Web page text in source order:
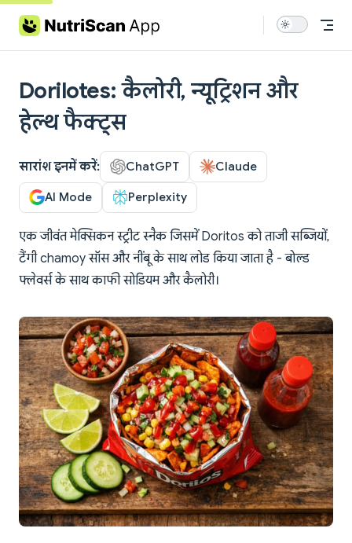
Skip to content
Dorilotes: कैलोरी, न्यूट्रिशन और
हेल्थ फैक्ट्स
सारांश इनमें करें: ChatGPT Claude
AI Mode Perplexity
एक जीवंत मेक्सिकन स्ट्रीट स्नैक जिसमें Doritos को ताजी सब्जियों,
टैंगी chamoy सॉस और नींबू के साथ लोड किया जाता है - बोल्ड
फ्लेवर्स के साथ काफी सोडियम और कैलोरी।